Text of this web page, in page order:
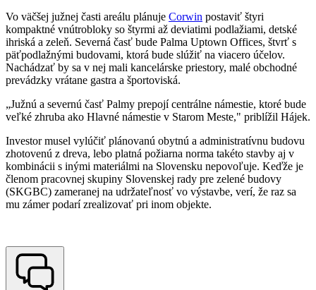
Vo väčšej južnej časti areálu plánuje Corwin postaviť štyri
kompaktné vnútrobloky so štyrmi až deviatimi podlažiami, detské
ihriská a zeleň. Severná časť bude Palma Uptown Offices, štvrť s
päťpodlažnými budovami, ktorá bude slúžiť na viacero účelov.
Nachádzať by sa v nej mali kancelárske priestory, malé obchodné
prevádzky vrátane gastra a športoviská.
„Južnú a severnú časť Palmy prepojí centrálne námestie, ktoré bude
veľké zhruba ako Hlavné námestie v Starom Meste," priblížil Hájek.
Investor musel vylúčiť plánovanú obytnú a administratívnu budovu
zhotovenú z dreva, lebo platná požiarna norma takéto stavby aj v
kombinácii s inými materiálmi na Slovensku nepovoľuje. Keďže je
členom pracovnej skupiny Slovenskej rady pre zelené budovy
(SKGBC) zameranej na udržateľnosť vo výstavbe, verí, že raz sa
mu zámer podarí zrealizovať pri inom objekte.